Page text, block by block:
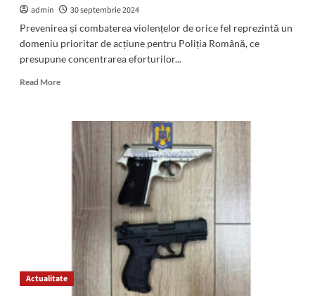
admin
30 septembrie 2024
Prevenirea și combaterea violențelor de orice fel reprezintă un
domeniu prioritar de acțiune pentru Poliția Română, ce
presupune concentrarea eforturilor...
Read MoreRead
„Brățările”
monitorizare
electronică,
extinse
țara:
sunt
utilizate
Actualitate